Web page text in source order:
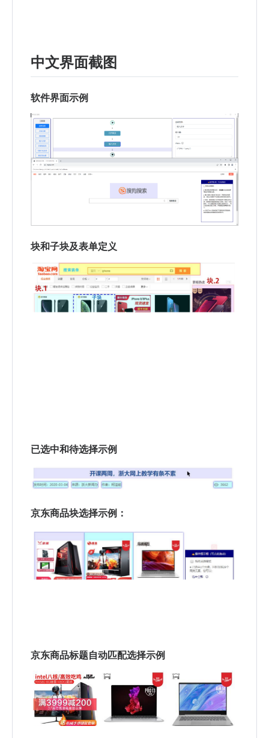
中文界面截图
软件界面示例
块和子块及表单定义
已选中和待选择示例
京东商品块选择示例：
京东商品标题自动匹配选择示例